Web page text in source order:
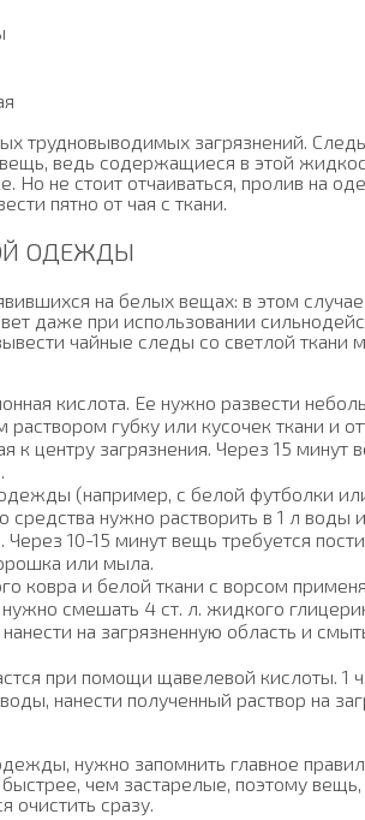
трудновыводимых загрязнений.
ведь содержащиеся в этой
Но не стоит отчаиваться, пролив на
пятно от чая с ткани.
ОДЕЖДЫ
на белых вещах: в этом
даже при использовании
чайные следы со светлой ткани
кислота. Ее нужно развести
губку или кусочек ткани и
к центру загрязнения. Через 15 минут
(например, с белой футболки
нужно растворить в 1 л воды
10-15 минут вещь требуется
или мыла.
ковра и белой ткани с ворсом
смешать 4 ст. л. жидкого
на загрязненную область и
при помощи щавелевой кислоты. 1
нанести полученный раствор на
нужно запомнить главное
чем застарелые, поэтому вещь,
очистить сразу.